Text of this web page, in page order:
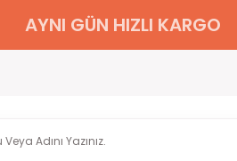
AYNI GÜN HIZLI KARGO